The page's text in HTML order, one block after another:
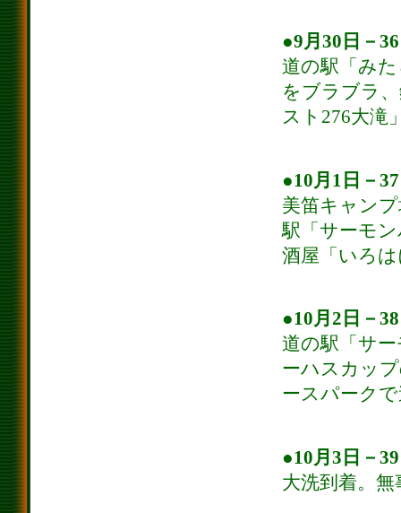
●9月30日－
道の駅「み
をブラブラ
スト276大滝
●10月1日－
美笛キャン
駅「サーモ
酒屋「いろ
●10月2日－
道の駅「サ
ーハスカッ
ースパーク
●10月3日－
大洗到着。無